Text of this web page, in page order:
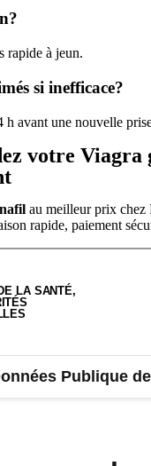
rapide à jeun.
si inefficace?
h avant une nouvelle
votre Viagra
au meilleur prix chez
rapide, paiement